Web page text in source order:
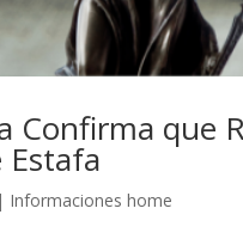
Confirma que
| Informaciones home